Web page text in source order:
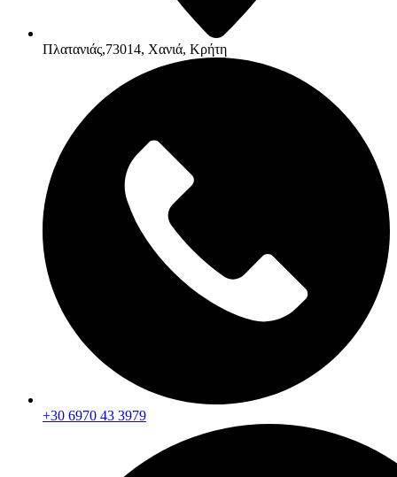
Πλατανιάς,73014, Χανιά, Κρήτη
+30 6970 43 3979